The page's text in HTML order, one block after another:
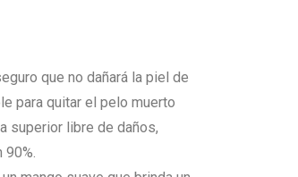
que no dañará la piel de
para quitar el pelo muerto
superior libre de daños,